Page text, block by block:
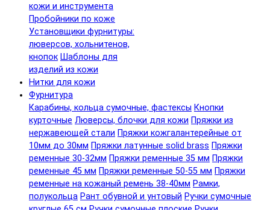
кожи и инструмента
Пробойники по коже
Установщики фурнитуры:
люверсов, хольнитенов,
кнопок Шаблоны для
изделий из кожи
Нитки для кожи
Фурнитура
Карабины, кольца сумочные, фастексы Кнопки
курточные Люверсы, блочки для кожи Пряжки из
нержавеющей стали Пряжки кожгалантерейные от
10мм до 30мм Пряжки латунные solid brass Пряжки
ременные 30-32мм Пряжки ременные 35 мм Пряжки
ременные 45 мм Пряжки ременные 50-55 мм Пряжки
ременные на кожаный ремень 38-40мм Рамки,
полукольца Рант обувной и унтовый Ручки сумочные